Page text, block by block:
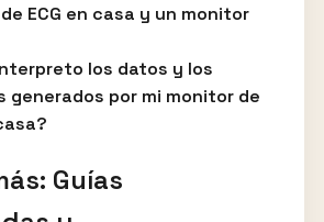
ECG en casa y un monitor
los datos y los
generados por mi monitor de
Guías